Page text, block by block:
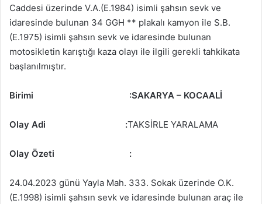
Caddesi üzerinde V.A.(E.1984) isimli şahsın sevk ve
idaresinde bulunan 34 GGH ** plakalı kamyon ile S.B.
(E.1975) isimli şahsın sevk ve idaresinde bulunan
motosikletin karıştığı kaza olayı ile ilgili gerekli tahkikata
başlanılmıştır.
Birimi :SAKARYA – KOCAALİ
Olay Adi :TAKSİRLE YARALAMA
Olay Özeti :
24.04.2023 günü Yayla Mah. 333. Sokak üzerinde O.K.
(E.1998) isimli şahsın sevk ve idaresinde bulunan araç ile